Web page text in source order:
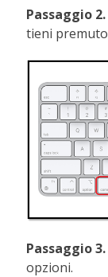
Passaggio 2.
tieni premuto
Passaggio 3.
opzioni.